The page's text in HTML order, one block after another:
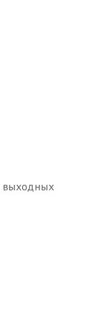
выходных